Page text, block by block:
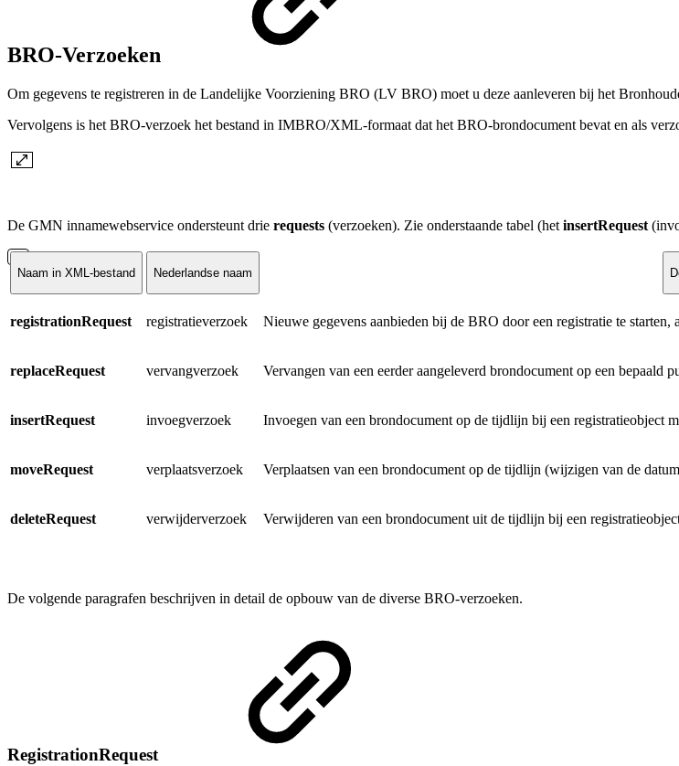
BRO-Verzoeken
Om gegevens te registreren in de Landelijke Voorziening BRO (LV BRO) moet u deze aanleveren bij het
Vervolgens is het BRO-verzoek het bestand in IMBRO/XML-formaat dat het BRO-brondocument bevat en als
De GMN innamewebservice ondersteunt drie requests (verzoeken). Zie onderstaande tabel (het insertRequest
Naam in XML-bestand Nederlandse naam
registrationRequest registratieverzoek Nieuwe gegevens aanbieden bij de BRO door een registratie te starten,
replaceRequest vervangverzoek Vervangen van een eerder aangeleverd brondocument op een bepaald
insertRequest invoegverzoek Invoegen van een brondocument op de tijdlijn bij een registratieobject
moveRequest verplaatsverzoek Verplaatsen van een brondocument op de tijdlijn (wijzigen van de
deleteRequest verwijderverzoek Verwijderen van een brondocument uit de tijdlijn bij een
De volgende paragrafen beschrijven in detail de opbouw van de diverse BRO-verzoeken.
RegistrationRequest